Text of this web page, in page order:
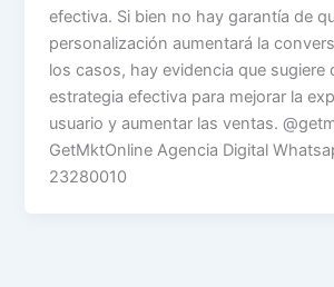
efectiva. Si bien no hay garantía de
personalización aumentará la
los casos, hay evidencia que sugiere
estrategia efectiva para mejorar la
usuario y aumentar las ventas.
GetMktOnline Agencia Digital
23280010